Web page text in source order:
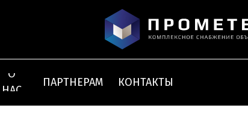
О
НАС
ПАРТНЕРАМ КОНТАКТЫ